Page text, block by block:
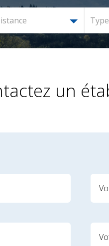
un